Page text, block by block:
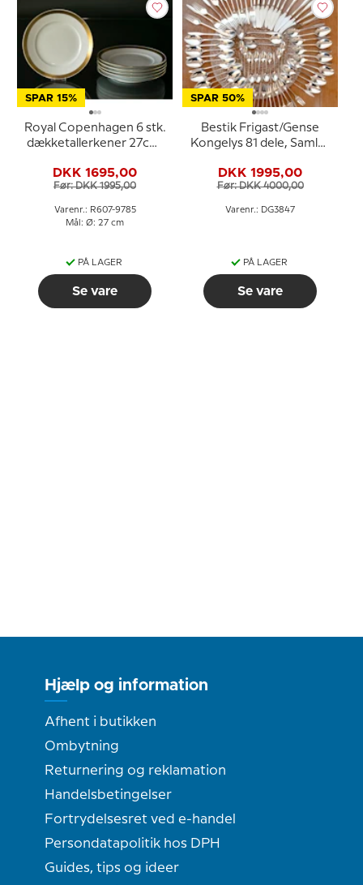
SPAR 15%
Royal Copenhagen 6 stk.
dækketallerkener 27cm,
9785
DKK 1695,00
Før: DKK 1995,00
Varenr.: R607-9785
Mål: Ø: 27 cm
PÅ LAGER
Se vare
SPAR 50%
Bestik Frigast/Gense
Kongelys 81 dele, Samlet
DKK 1995,00
Før: DKK 4000,00
Varenr.: DG3847
PÅ LAGER
Se vare
Hjælp og information
Afhent i butikken
Ombytning
Returnering og reklamation
Handelsbetingelser
Fortrydelsesret ved e-handel
Persondatapolitik hos DPH
Guides, tips og ideer